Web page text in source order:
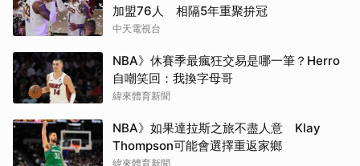
加盟76人 相隔5年重聚拚冠
中天電視台
NBA》休賽季最瘋狂交易是哪一筆？Herro
自嘲笑回：我換字母哥
緯來體育新聞
NBA》如果達拉斯之旅不盡人意 Klay
Thompson可能會選擇重返家鄉
緯來體育新聞